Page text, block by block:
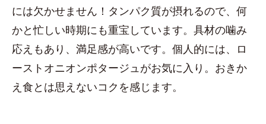
には欠かせません！タンパク質が摂れるので、何
かと忙しい時期にも重宝しています。具材の噛み
応えもあり、満足感が高いです。個人的には、ロ
ーストオニオンポタージュがお気に入り。おきか
え食とは思えないコクを感じます。